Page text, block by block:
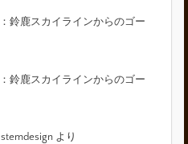
鈴鹿スカイラインからのゴー
鈴鹿スカイラインからのゴー
stemdesign より